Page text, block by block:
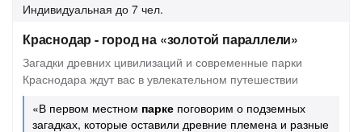
Индивидуальная до 7 чел.
Краснодар - город на «золотой параллели»
Загадки древних цивилизаций и современные парки
Краснодара ждут вас в увлекательном путешествии
«В первом местном парке поговорим о подземных
загадках, которые оставили древние племена и разные